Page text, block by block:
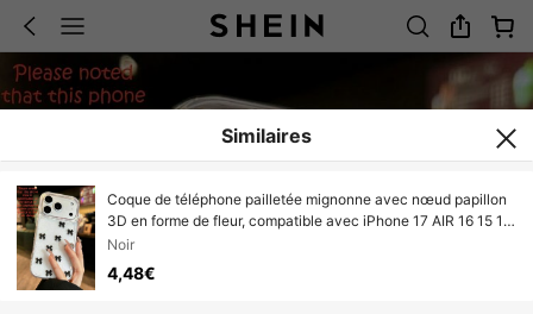
Similaires
Coque de téléphone pailletée mignonne avec nœud papillon
3D en forme de fleur, compatible avec iPhone 17 AIR 16 15 14
13 12 11 Pro Max Mini X XR XS Max 7 8 Plus SE, style fille
japonaise et coréenne avec coque transparente en résine
perlée en forme de cœur
Noir
4,48€